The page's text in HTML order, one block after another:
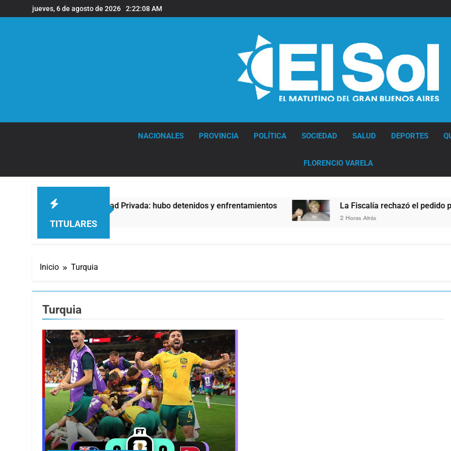
al
jueves, 6 de agosto de 2026 2:22:09 AM
NACIONALES PROVINCIA POLÍTICA SOCIEDAD SALUD DEPORTES
FLORENCIO VARELA
TITULARES
Propiedad Privada: hubo detenidos y enfrentamientos La Fiscalía rechazó el pedido para suspender el
2 Horas Atrás
Inicio Turquia
Turquia